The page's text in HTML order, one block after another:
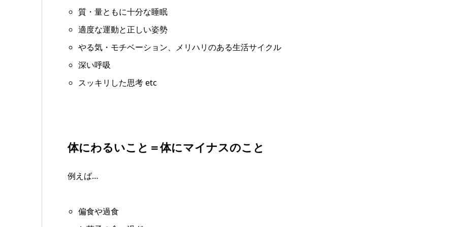
質・量ともに十分な睡眠
適度な運動と正しい姿勢
やる気・モチベーション、メリハリのある生活サイクル
深い呼吸
スッキリした思考 etc
体にわるいこと＝体にマイナスのこと
例えば…
偏食や過食